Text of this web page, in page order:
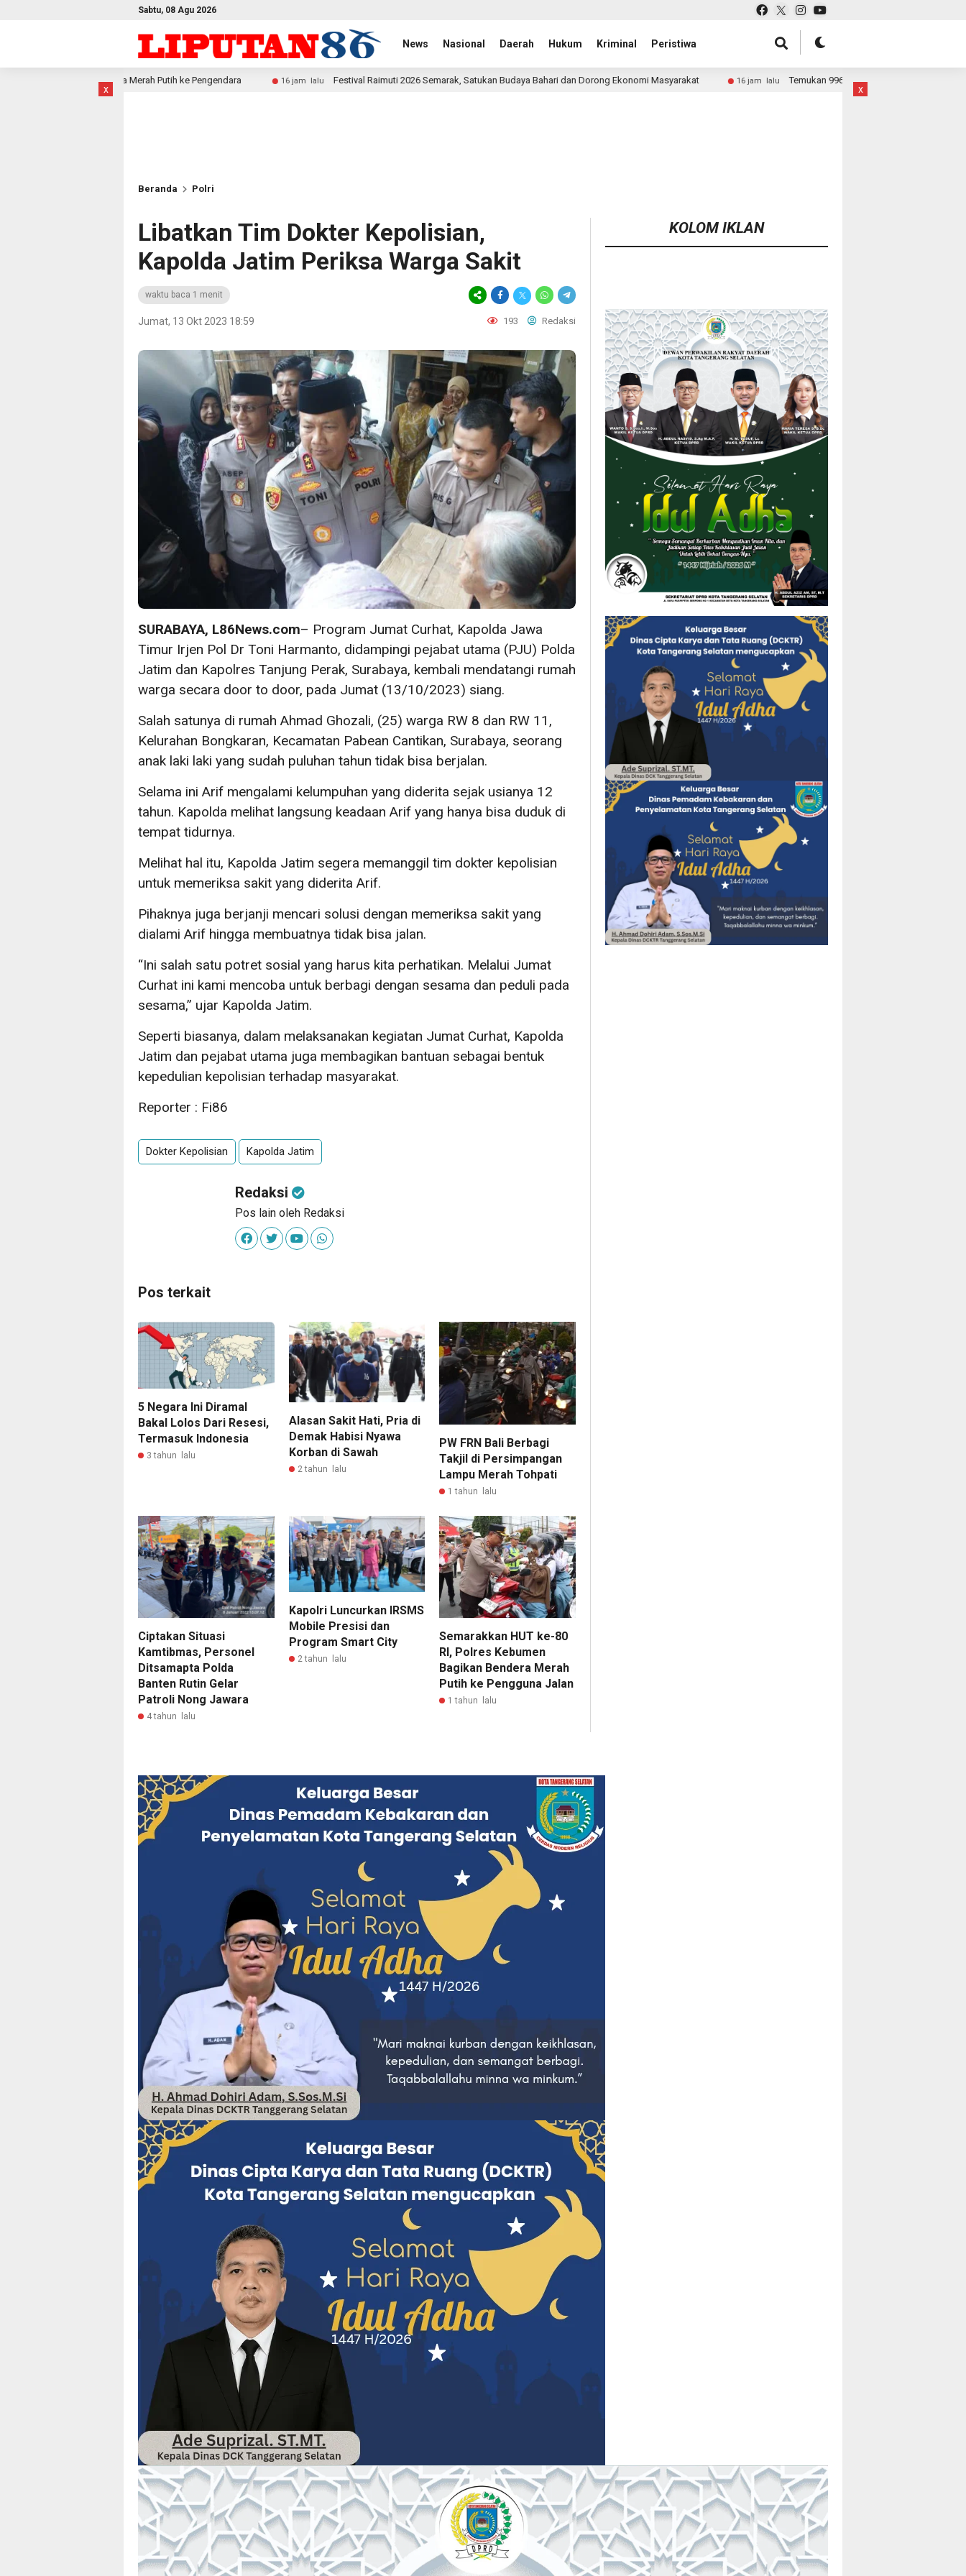
Sabtu, 08 Agu 2026
News Nasional Daerah Hukum Kriminal Peristiwa
x
Merah Putih ke Pengendara 16 jam lalu Festival Raimuti 2026 Semarak, Satukan Budaya Bahari dan Dorong Ekonomi Masyarakat 16 jam lalu Temukan 996 Benda Menyerupai Senjata di Jaksel, Polda Metro Jaya
Beranda Polri
Libatkan Tim Dokter Kepolisian,
Kapolda Jatim Periksa Warga Sakit
waktu baca 1 menit
Jumat, 13 Okt 2023 18:59 193 Redaksi
SURABAYA, L86News.com– Program Jumat Curhat, Kapolda Jawa
Timur Irjen Pol Dr Toni Harmanto, didampingi pejabat utama (PJU) Polda
Jatim dan Kapolres Tanjung Perak, Surabaya, kembali mendatangi rumah
warga secara door to door, pada Jumat (13/10/2023) siang.
Salah satunya di rumah Ahmad Ghozali, (25) warga RW 8 dan RW 11,
Kelurahan Bongkaran, Kecamatan Pabean Cantikan, Surabaya, seorang
anak laki laki yang sudah puluhan tahun tidak bisa berjalan.
Selama ini Arif mengalami kelumpuhan yang diderita sejak usianya 12
tahun. Kapolda melihat langsung keadaan Arif yang hanya bisa duduk di
tempat tidurnya.
Melihat hal itu, Kapolda Jatim segera memanggil tim dokter kepolisian
untuk memeriksa sakit yang diderita Arif.
Pihaknya juga berjanji mencari solusi dengan memeriksa sakit yang
dialami Arif hingga membuatnya tidak bisa jalan.
“Ini salah satu potret sosial yang harus kita perhatikan. Melalui Jumat
Curhat ini kami mencoba untuk berbagi dengan sesama dan peduli pada
sesama,” ujar Kapolda Jatim.
Seperti biasanya, dalam melaksanakan kegiatan Jumat Curhat, Kapolda
Jatim dan pejabat utama juga membagikan bantuan sebagai bentuk
kepedulian kepolisian terhadap masyarakat.
Reporter : Fi86
Dokter Kepolisian Kapolda Jatim
Redaksi
Pos lain oleh Redaksi
Pos terkait
5 Negara Ini Diramal
Bakal Lolos Dari Resesi,
Termasuk Indonesia
3 tahun lalu
Alasan Sakit Hati, Pria di
Demak Habisi Nyawa
Korban di Sawah
2 tahun lalu
PW FRN Bali Berbagi
Takjil di Persimpangan
Lampu Merah Tohpati
1 tahun lalu
Ciptakan Situasi
Kamtibmas, Personel
Ditsamapta Polda
Banten Rutin Gelar
Patroli Nong Jawara
4 tahun lalu
Kapolri Luncurkan IRSMS
Mobile Presisi dan
Program Smart City
2 tahun lalu
Semarakkan HUT ke-80
RI, Polres Kebumen
Bagikan Bendera Merah
Putih ke Pengguna Jalan
1 tahun lalu
KOLOM IKLAN
x